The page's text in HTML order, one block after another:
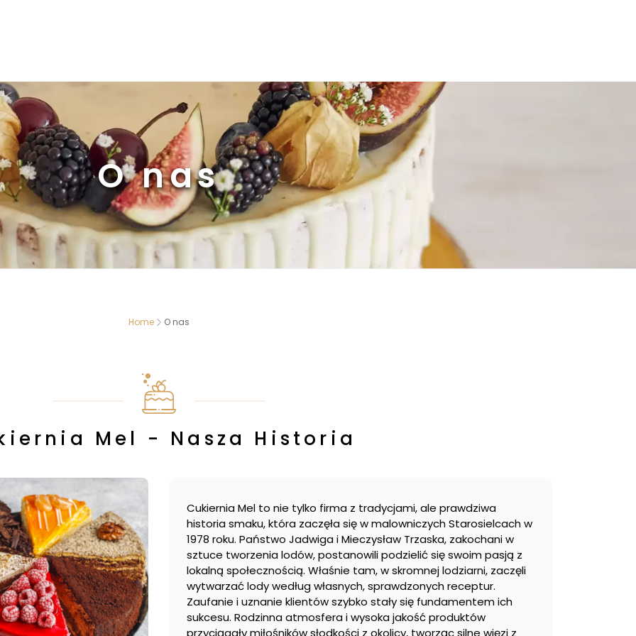
O nas
Home O nas
Mel - Nasza Historia
Cukiernia Mel to nie tylko firma z tradycjami, ale prawdziwa
historia smaku, która zaczęła się w malowniczych Starosielcach w
1978 roku. Państwo Jadwiga i Mieczysław Trzaska, zakochani w
sztuce tworzenia lodów, postanowili podzielić się swoim pasją z
lokalną społecznością. Właśnie tam, w skromnej lodziarni, zaczęli
wytwarzać lody według własnych, sprawdzonych receptur.
Zaufanie i uznanie klientów szybko stały się fundamentem ich
sukcesu. Rodzinna atmosfera i wysoka jakość produktów
przyciągały miłośników słodkości z okolicy, tworząc silne więzi z